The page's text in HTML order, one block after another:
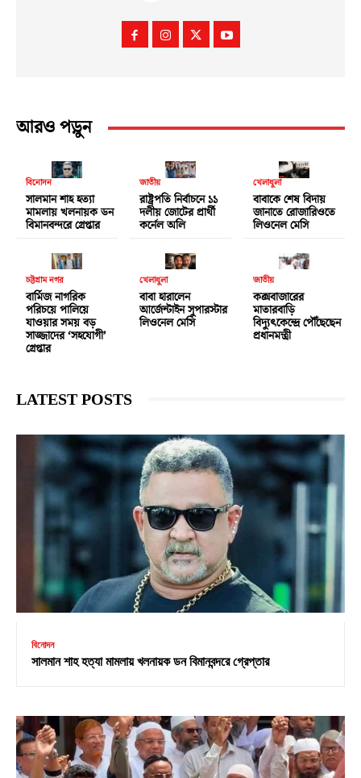
আরও পড়ুন
বিনোদন
সালমান শাহ হত্যা
মামলায় খলনায়ক ডন
বিমানবন্দরে গ্রেপ্তার
জাতীয়
রাষ্ট্রপতি নির্বাচনে ১১
দলীয় জোটের প্রার্থী
কর্নেল অলি
খেলাধুলা
বাবাকে শেষ বিদায়
জানাতে রোজারিওতে
লিওনেল মেসি
চট্টগ্রাম নগর
বার্মিজ নাগরিক
পরিচয়ে পালিয়ে
যাওয়ার সময় বড়
সাজ্জাদের ‘সহযোগী’
গ্রেপ্তার
খেলাধুলা
বাবা হারালেন
আর্জেন্টাইন সুপারস্টার
লিওনেল মেসি
জাতীয়
কক্সবাজারের
মাতারবাড়ি
বিদ্যুৎকেন্দ্রে পৌঁছেছেন
প্রধানমন্ত্রী
LATEST POSTS
বিনোদন
সালমান শাহ হত্যা মামলায় খলনায়ক ডন বিমানবন্দরে গ্রেপ্তার